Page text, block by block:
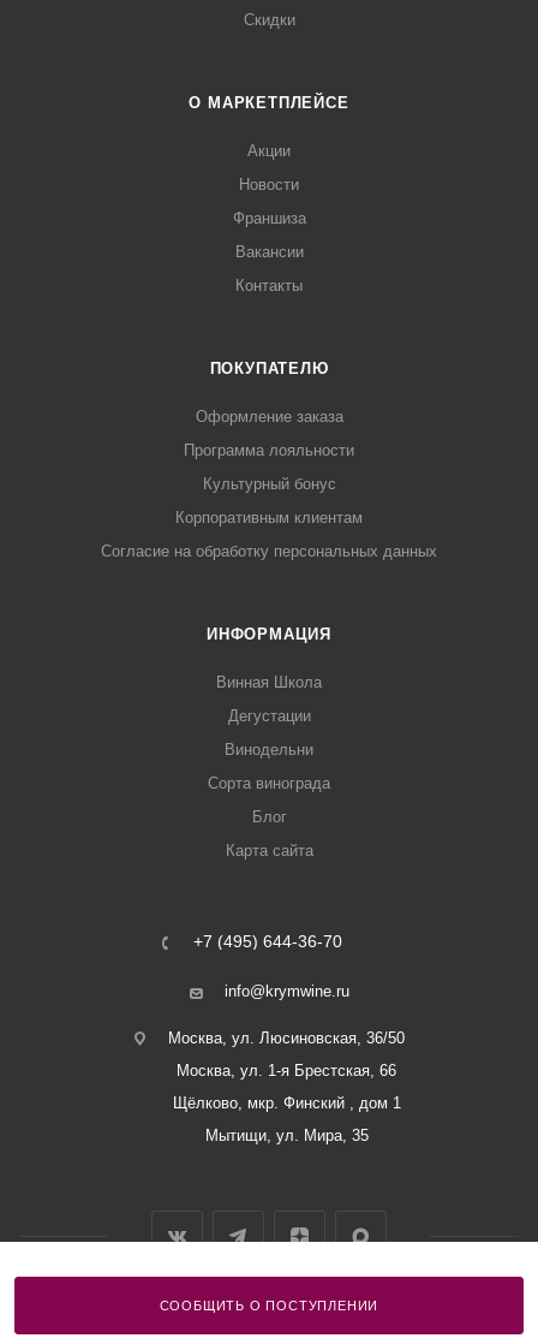
СООБЩИТЬ О ПОСТУПЛЕНИИ
Скидки
О МАРКЕТПЛЕЙСЕ
Акции
Новости
Франшиза
Вакансии
Контакты
ПОКУПАТЕЛЮ
Оформление заказа
Программа лояльности
Культурный бонус
Корпоративным клиентам
Согласие на обработку персональных данных
ИНФОРМАЦИЯ
Винная Школа
Дегустации
Винодельни
Сорта винограда
Блог
Карта сайта
+7 (495) 644-36-70
info@krymwine.ru
Москва, ул. Люсиновская, 36/50
Москва, ул. 1-я Брестская, 66
Щёлково, мкр. Финский , дом 1
Мытищи, ул. Мира, 35